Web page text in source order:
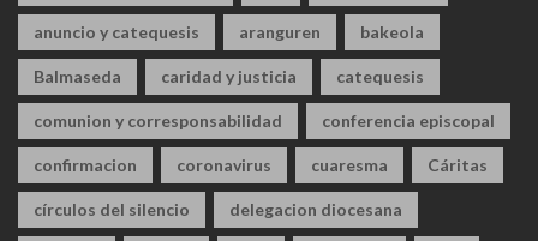
anuncio y catequesis aranguren bakeola
Balmaseda caridad y justicia catequesis
comunion y corresponsabilidad conferencia episcopal
confirmacion coronavirus cuaresma Cáritas
círculos del silencio delegacion diocesana